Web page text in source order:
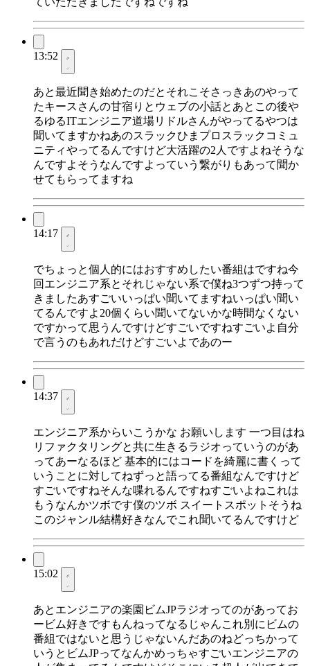
13:52
あと最近聞き始めたのだとそれこそさっきあのやって
たキースさんの甘宿りとウェブの小話とあとこの後や
るゆるITエンジニア道場リドルさんがやってるやつは
聞いてますかねあのスラックひまプロスラックコミュ
ニティやってるんですけど大活躍の2人ですよねそうな
んですよそうなんですよっていう繋がりもあって聞か
せてもらってますね
14:17
でちょっと個人的にはおすすめしたい番組はですね今
回エンジニア系とそれじゃない系で僕ね3つずつ持って
きましたあすごいいっぱい聞いてますねいっぱい聞い
てるんですよ20個くらい聞いてないかな時間なくない
ですかって思うんですけどすごいですねすごいよ自分
で言うのもあれだけどすごいよであのー
14:37
エンジニア系からいこうかな お願いします 一つ目はね
リファクタリングと共に生きるラジオっていうのがあ
ってあーなるほど 基本的にはコードを綺麗に書くって
いうことに対してねずっと語ってる番組なんですけど
すごいですねそんな喋れるんですねすごいよねこれは
もうなんかツボです僕のツボ スイートスポットそうね
このジャンル結構好きなんでこれ聞いてるんですけど
15:02
あとエンジニアの楽園ビムJPラジオってのがあってお
ービム好きですもんねってなるじゃんこれ別にビムの
番組ではないと思うじゃないんだあのねどっちかって
いうとビムJPってなんかめっちゃすごいエンジニアの